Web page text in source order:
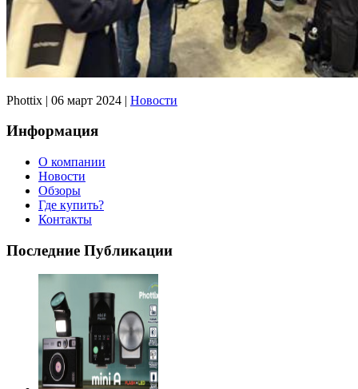
Phottix | 06 март 2024 | Новости
Информация
О компании
Новости
Обзоры
Где купить?
Контакты
Последние Публикации